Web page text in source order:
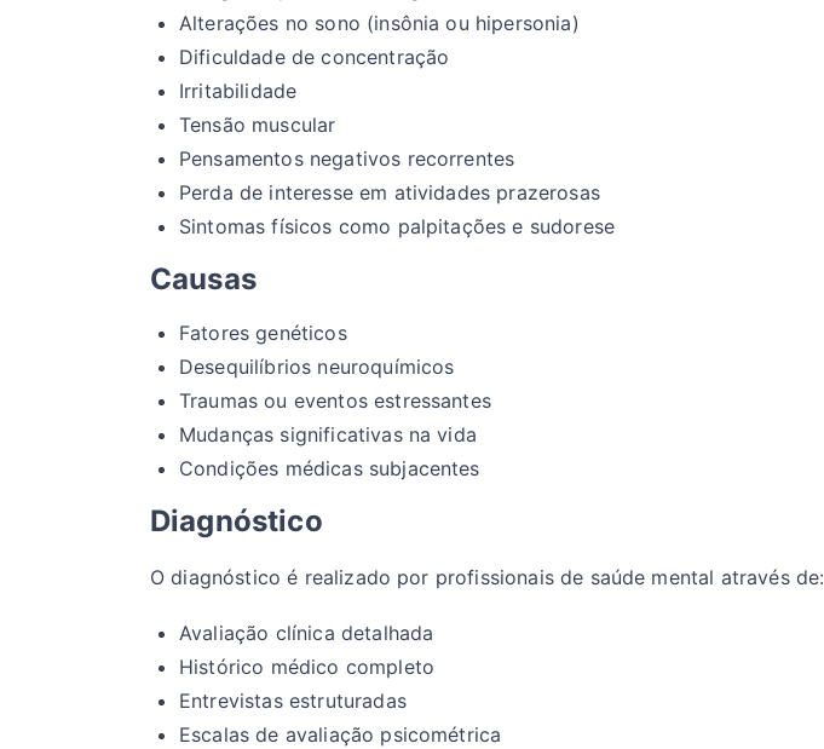
Alterações no sono (insônia ou hipersonia)
Dificuldade de concentração
Irritabilidade
Tensão muscular
Pensamentos negativos recorrentes
Perda de interesse em atividades prazerosas
Sintomas físicos como palpitações e sudorese
Causas
Fatores genéticos
Desequilíbrios neuroquímicos
Traumas ou eventos estressantes
Mudanças significativas na vida
Condições médicas subjacentes
Diagnóstico
O diagnóstico é realizado por profissionais de saúde mental através de:
Avaliação clínica detalhada
Histórico médico completo
Entrevistas estruturadas
Escalas de avaliação psicométrica